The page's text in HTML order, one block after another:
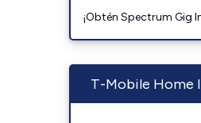
¡Obtén Spectrum Gig
T-Mobile Home